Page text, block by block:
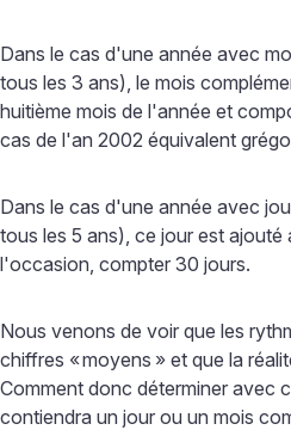
Dans le cas d'une année avec
tous les 3 ans), le mois
huitième mois de l'année et
cas de l'an 2002 équivalent
Dans le cas d'une année avec
tous les 5 ans), ce jour est ajouté
l'occasion, compter 30 jours.
Nous venons de voir que les
chiffres «moyens » et que la
Comment donc déterminer avec
contiendra un jour ou un mois